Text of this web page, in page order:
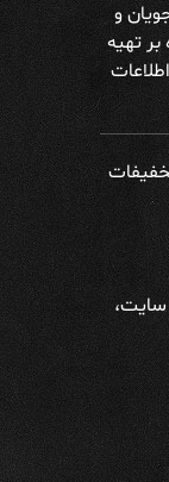
و
تهیه
سایت،